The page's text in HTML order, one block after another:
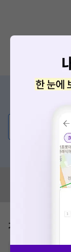
💬 무엇이든
혹은,
혹시 잘못된
모두닥 팀에 알
가격표